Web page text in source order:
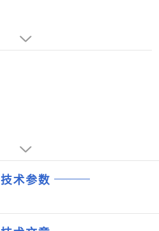
技术参数